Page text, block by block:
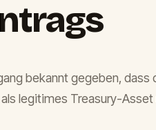
bekannt gegeben, dass
legitimes Treasury-